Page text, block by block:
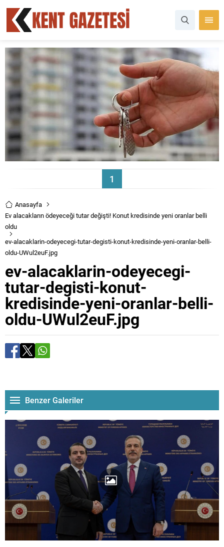
1
Anasayfa
Ev alacakların ödeyeceği tutar değişti! Konut kredisinde yeni oranlar belli
oldu
ev-alacaklarin-odeyecegi-tutar-degisti-konut-kredisinde-yeni-oranlar-belli-
oldu-UWul2euF.jpg
ev-alacaklarin-odeyecegi-
tutar-degisti-konut-
kredisinde-yeni-oranlar-belli-
oldu-UWul2euF.jpg
Benzer Galeriler